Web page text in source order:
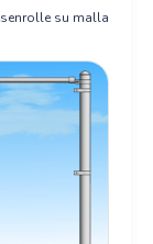
su malla